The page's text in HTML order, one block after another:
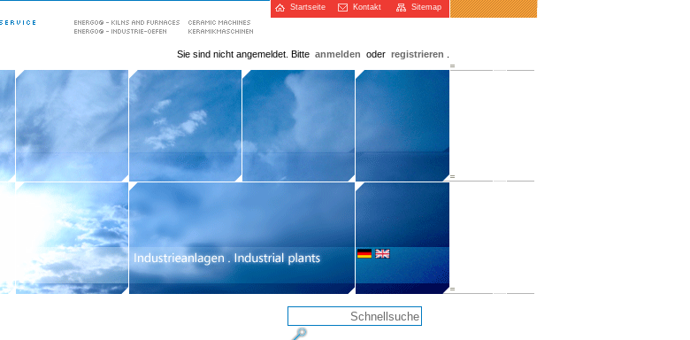
Startseite Kontakt Sitemap
Sie sind nicht angemeldet. Bitte anmelden oder registrieren